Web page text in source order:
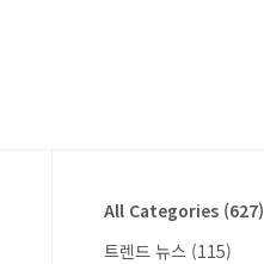
All Categories (627)
트렌드 뉴스 (115)